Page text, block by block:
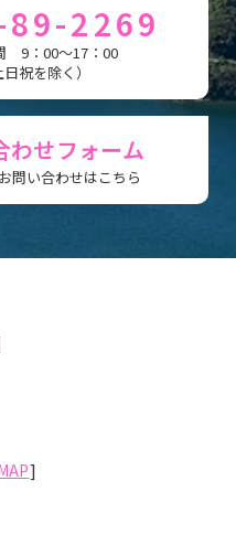
2269
9：00～17：00
日祝を除く）
わせフォーム
問い合わせはこちら
]